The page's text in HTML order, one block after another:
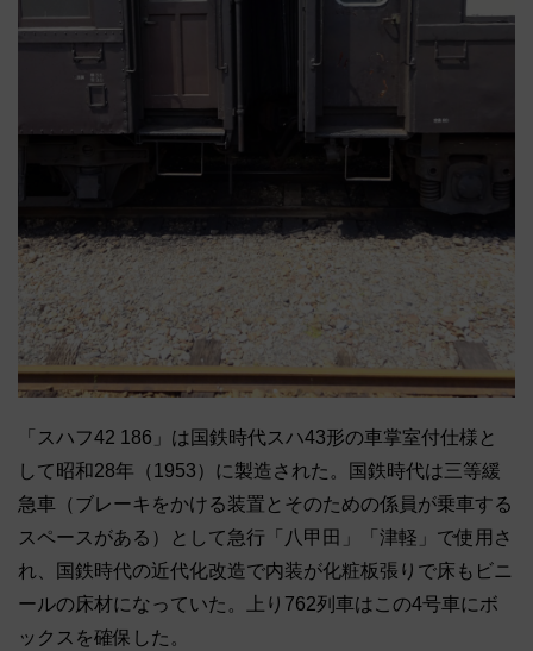
「スハフ42 186」は国鉄時代スハ43形の車掌室付仕様と
して昭和28年（ 1953）に製造された。国鉄時代は三等緩
急車（ ブレーキをかける装置とそのための係員が乗車する
スペースがある ）として急行「八甲田」「津軽」で使用さ
れ、
国鉄時代の近代化改造で内装が化粧板張りで床もビニ
ールの床材になっていた。上り762列車はこの4号車にボ
ックスを確保した。